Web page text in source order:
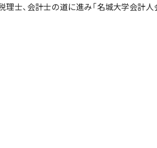
理士、会計士の道に進み「名城大学会計